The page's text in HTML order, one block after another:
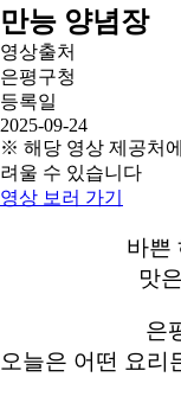
만능 양념장
영상출처
은평구청
등록일
2025-09-24
※ 해당 영상 제공처
려울 수 있습니다
영상 보러 가기
바쁜
맛
은
오늘은 어떤 요리